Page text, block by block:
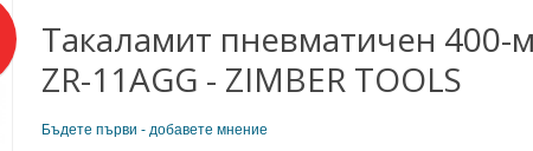
Такаламит пневматичен 400-
ZR-11AGG - ZIMBER TOOLS
Бъдете първи - добавете мнение